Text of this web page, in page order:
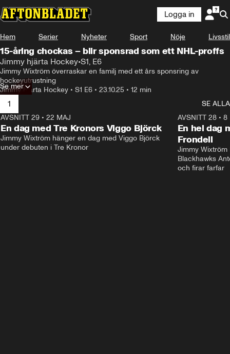
Logga in
Hem Serier Nyheter Sport Nöje Livsstil
15-åring chockas – blir sponsrad som ett NHL-proffs
Jimmy hjärta Hockey•S1, E6
Jimmy Wixtröm överraskar en familj med ett års sponsring av
hockeyutrustning
Jimmy hjärta Hockey • S1 E6 • 23.10.25 • 12 min
Se mer
1
SE ALLA
AVSNITT 29 • 22 MAJ
En dag med Tre Kronors Viggo Björck
Jimmy Wixtröm hänger en dag med Viggo Björck
under debuten i Tre Kronor
Plus
AVSNITT 28• 8
En hel dag
Frondell
Jimmy
Blackhawks
och firar farfar